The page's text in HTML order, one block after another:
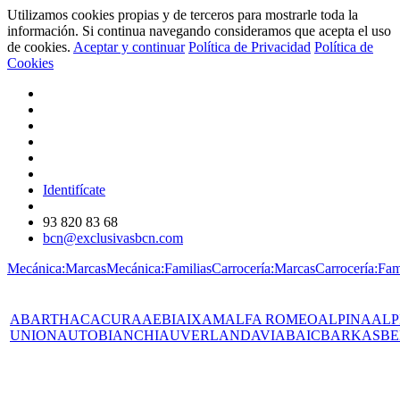
Utilizamos cookies propias y de terceros para mostrarle toda la
información. Si continua navegando consideramos que acepta el uso
de cookies. Aceptar y continuar Política de Privacidad Política de
Cookies
Identifícate
93 820 83 68
bcn@exclusivasbcn.com
Mecánica:MarcasMecánica:FamiliasCarrocería:Marcas
ABARTHACACURAAEBIAIXAMALFA ROMEOALPINA
UNIONAUTOBIANCHIAUVERLANDAVIABAICBARKAS